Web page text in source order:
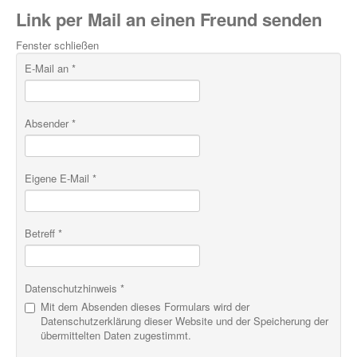
Link per Mail an einen Freund senden
Fenster schließen
E-Mail an *
Absender *
Eigene E-Mail *
Betreff *
Datenschutzhinweis *
Mit dem Absenden dieses Formulars wird der
Datenschutzerklärung dieser Website und der Speicherung der
übermittelten Daten zugestimmt.